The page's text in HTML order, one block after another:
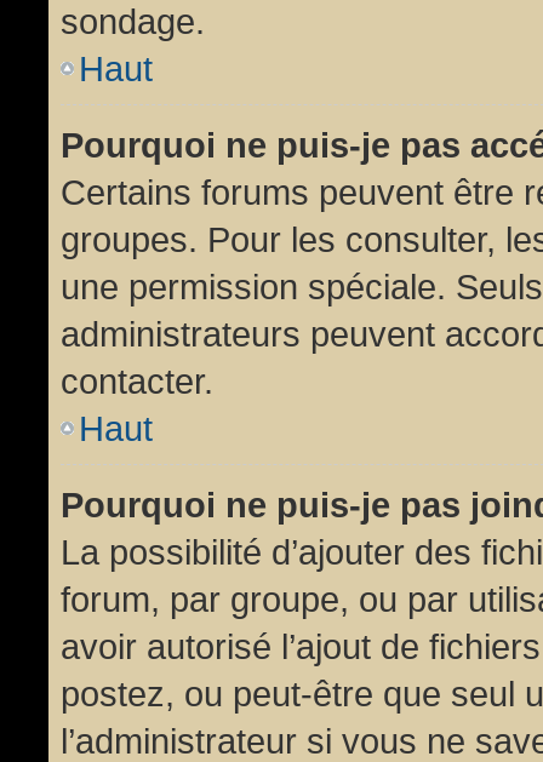
sondage.
Haut
Pourquoi ne puis-je pas
Certains forums peuvent être
groupes. Pour les consulter,
une permission spéciale.
administrateurs peuvent
contacter.
Haut
Pourquoi ne puis-je pas
La possibilité d’ajouter des
forum, par groupe, ou par
avoir autorisé l’ajout de
postez, ou peut-être que seul
l’administrateur si vous ne